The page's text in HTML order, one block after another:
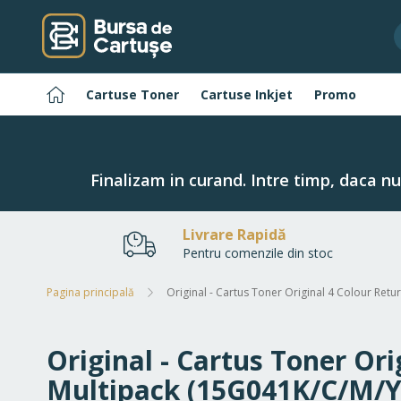
Navigați
la
Conținut
PaginaCartuse Toner Cartuse Inkjet Promo
Finalizam in curand. Intre timp, daca
Livrare Rapidă
Pentru comenzile din stoc
Pagina principală Original - Cartus Toner Original 4 Colour
Original - Cartus Toner
Multipack (15G041K/C/M/